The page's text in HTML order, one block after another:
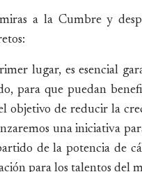
a la Cumbre y
lugar, es esencial
para que puedan
objetivo de reducir la
una iniciativa
de la potencia de
para los talentos del